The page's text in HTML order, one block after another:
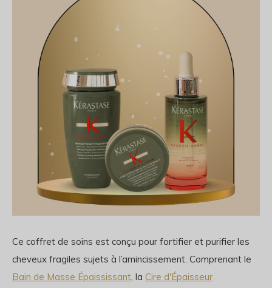
Ce coffret de soins est conçu pour fortifier et purifier les
cheveux fragiles sujets à l’amincissement. Comprenant le
Bain de Masse Épaississant, la Cire d'Épaisseur